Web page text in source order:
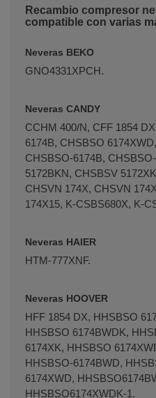
Recambio compresor
compatible con varias
Neveras BEKO
GNO4331XPCH.
Neveras CANDY
CCHM 400/N, CFF 1854
6174B, CHSBSO
CHSBSO-6174B,
5172BKN, CHSBSV
CHSVN 174X, CHSVN
174X15, K-CSBS680X, K-
Neveras HAIER
HTM-777XNF.
Neveras HOOVER
HFF 1854 DX, HHSBSO
HHSBSO 6174BWDK,
6174XK, HHSBSO
HHSBSO-6174BWD,
6174XWD,
HHSBSO6174XWDK-1.